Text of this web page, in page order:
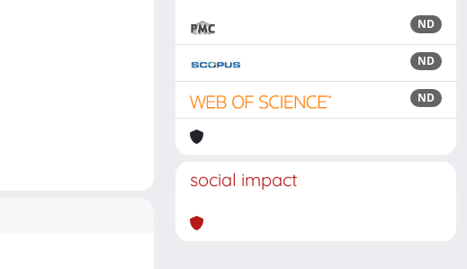
ND
ND
ND
social impact